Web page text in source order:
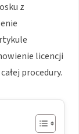
z
licencji
procedury.